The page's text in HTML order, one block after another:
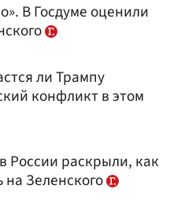
В Госдуме оценили
ли Трампу
конфликт в этом
России раскрыли, как
на Зеленского